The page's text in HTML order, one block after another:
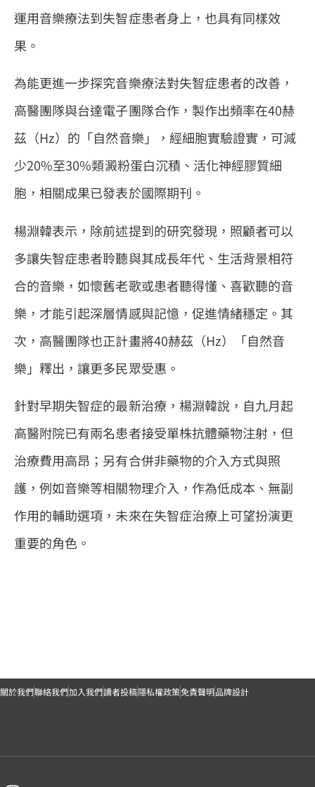
運用音樂療法到失智症患者身上，也具有同樣效
果。
為能更進一步探究音樂療法對失智症患者的改善，
高醫團隊與台達電子團隊合作，製作出頻率在40赫
茲（Hz）的「自然音樂」，經細胞實驗證實，可減
少20%至30%類澱粉蛋白沉積、活化神經膠質細
胞，相關成果已發表於國際期刊。
楊淵韓表示，除前述提到的研究發現，照顧者可以
多讓失智症患者聆聽與其成長年代、生活背景相符
合的音樂，如懷舊老歌或患者聽得懂、喜歡聽的音
樂，才能引起深層情感與記憶，促進情緒穩定。其
次，高醫團隊也正計畫將40赫茲（Hz）「自然音
樂」釋出，讓更多民眾受惠。
針對早期失智症的最新治療，楊淵韓說，自九月起
高醫附院已有兩名患者接受單株抗體藥物注射，但
治療費用高昂；另有合併非藥物的介入方式與照
護，例如音樂等相關物理介入，作為低成本、無副
作用的輔助選項，未來在失智症治療上可望扮演更
重要的角色。
關於我們聯絡我們加入我們讀者投稿隱私權政策免責聲明品牌設計